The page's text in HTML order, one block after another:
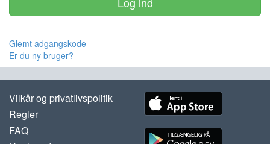
Glemt adgangskode
Er du ny bruger?
Vilkår og privatlivspolitik
Regler
FAQ